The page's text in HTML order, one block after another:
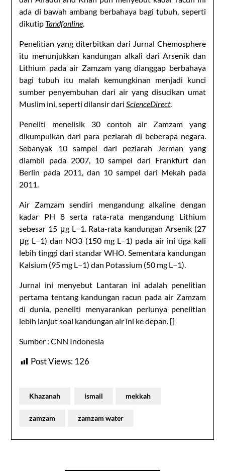
ada di bawah ambang berbahaya bagi tubuh, seperti
dikutip Tandfonline.
Penelitian yang diterbitkan dari Jurnal Chemosphere
itu menunjukkan kandungan alkali dari Arsenik dan
Lithium pada air Zamzam yang dianggap berbahaya
bagi tubuh itu malah kemungkinan menjadi kunci
sumber penyembuhan dari air yang disucikan umat
Muslim ini, seperti dilansir dariScienceDirect.
Peneliti menelisik 30 contoh air Zamzam yang
dikumpulkan dari para peziarah di beberapa negara.
Sebanyak 10 sampel dari peziarah Jerman yang
diambil pada 2007, 10 sampel dari Frankfurt dan
Berlin pada 2011, dan 10 sampel dari Mekah pada
2011.
Air Zamzam sendiri mengandung alkaline dengan
kadar PH 8 serta rata-rata mengandung Lithium
sebesar 15 μg L−1. Rata-rata kandungan Arsenik (27
μg L−1) dan NO3 (150 mg L−1) pada air ini tiga kali
lebih tinggi dari standar WHO. Sementara kandungan
Kalsium (95 mg L−1) dan Potassium (50 mg L−1).
Jurnal ini menyebut Lantaran ini adalah penelitian
pertama tentang kandungan racun pada air Zamzam
di dunia, peneliti menyarankan perlunya penelitian
lebih lanjut soal kandungan air ini ke depan. []
Sumber : CNN Indonesia
Post Views:126
Khazanah ismail mekkah
zamzam zamzam water